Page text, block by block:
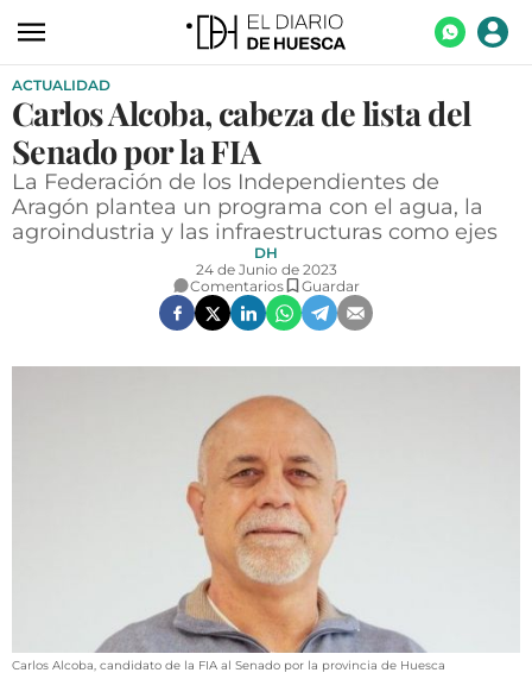
ACTUALIDAD
ECONOMÍA
TECNOLOGÍA
TURISMO
FIESTAS EN EL ALTO ARAGÓN
FIESTAS DE SAN LORENZO
ACTUALIDAD
Carlos Alcoba, cabeza de lista del
Senado por la FIA
La Federación de los Independientes de
Aragón plantea un programa con el agua, la
agroindustria y las infraestructuras como ejes
DH
24 de Junio de 2023
Comentarios
Guardar
Carlos Alcoba, candidato de la FIA al Senado por la provincia de Huesca